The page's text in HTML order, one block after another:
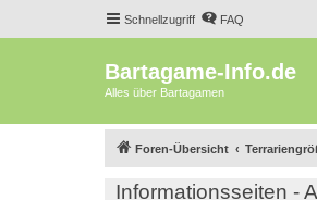
Schnellzugriff FAQ
Bartagame-Info.de
Alles über Bartagamen
Foren-Übersicht
Informationsseiten -